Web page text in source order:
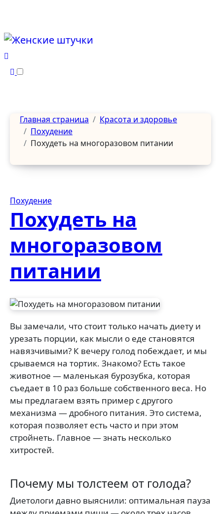
Главная страница
Красота и здоровье
Похудение
Похудеть на многоразовом питании
Похудение
Похудеть на
многоразовом
питании
Вы замечали, что стоит только начать диету и
урезать порции, как мысли о еде становятся
навязчивыми? К вечеру голод побеждает, и мы
срываемся на тортик. Знакомо? Есть такое
животное — маленькая бурозубка, которая
съедает в 10 раз больше собственного веса. Но
мы предлагаем взять пример с другого
механизма — дробного питания. Это система,
которая позволяет есть часто и при этом
стройнеть. Главное — знать несколько
хитростей.
Почему мы толстеем от голода?
Диетологи давно выяснили: оптимальная пауза